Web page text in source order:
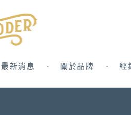
最新消息 關於品牌 經